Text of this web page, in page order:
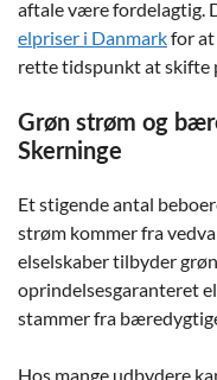
aftale være fordelagtig.
elpriser i Danmarkfor at
rette tidspunkt at skifte
Grøn strøm og
Skerninge
Et stigende antal
strøm kommer fra
elselskaber tilbyder
oprindelsesgaranteret
stammer fra
Hos mange udbydere